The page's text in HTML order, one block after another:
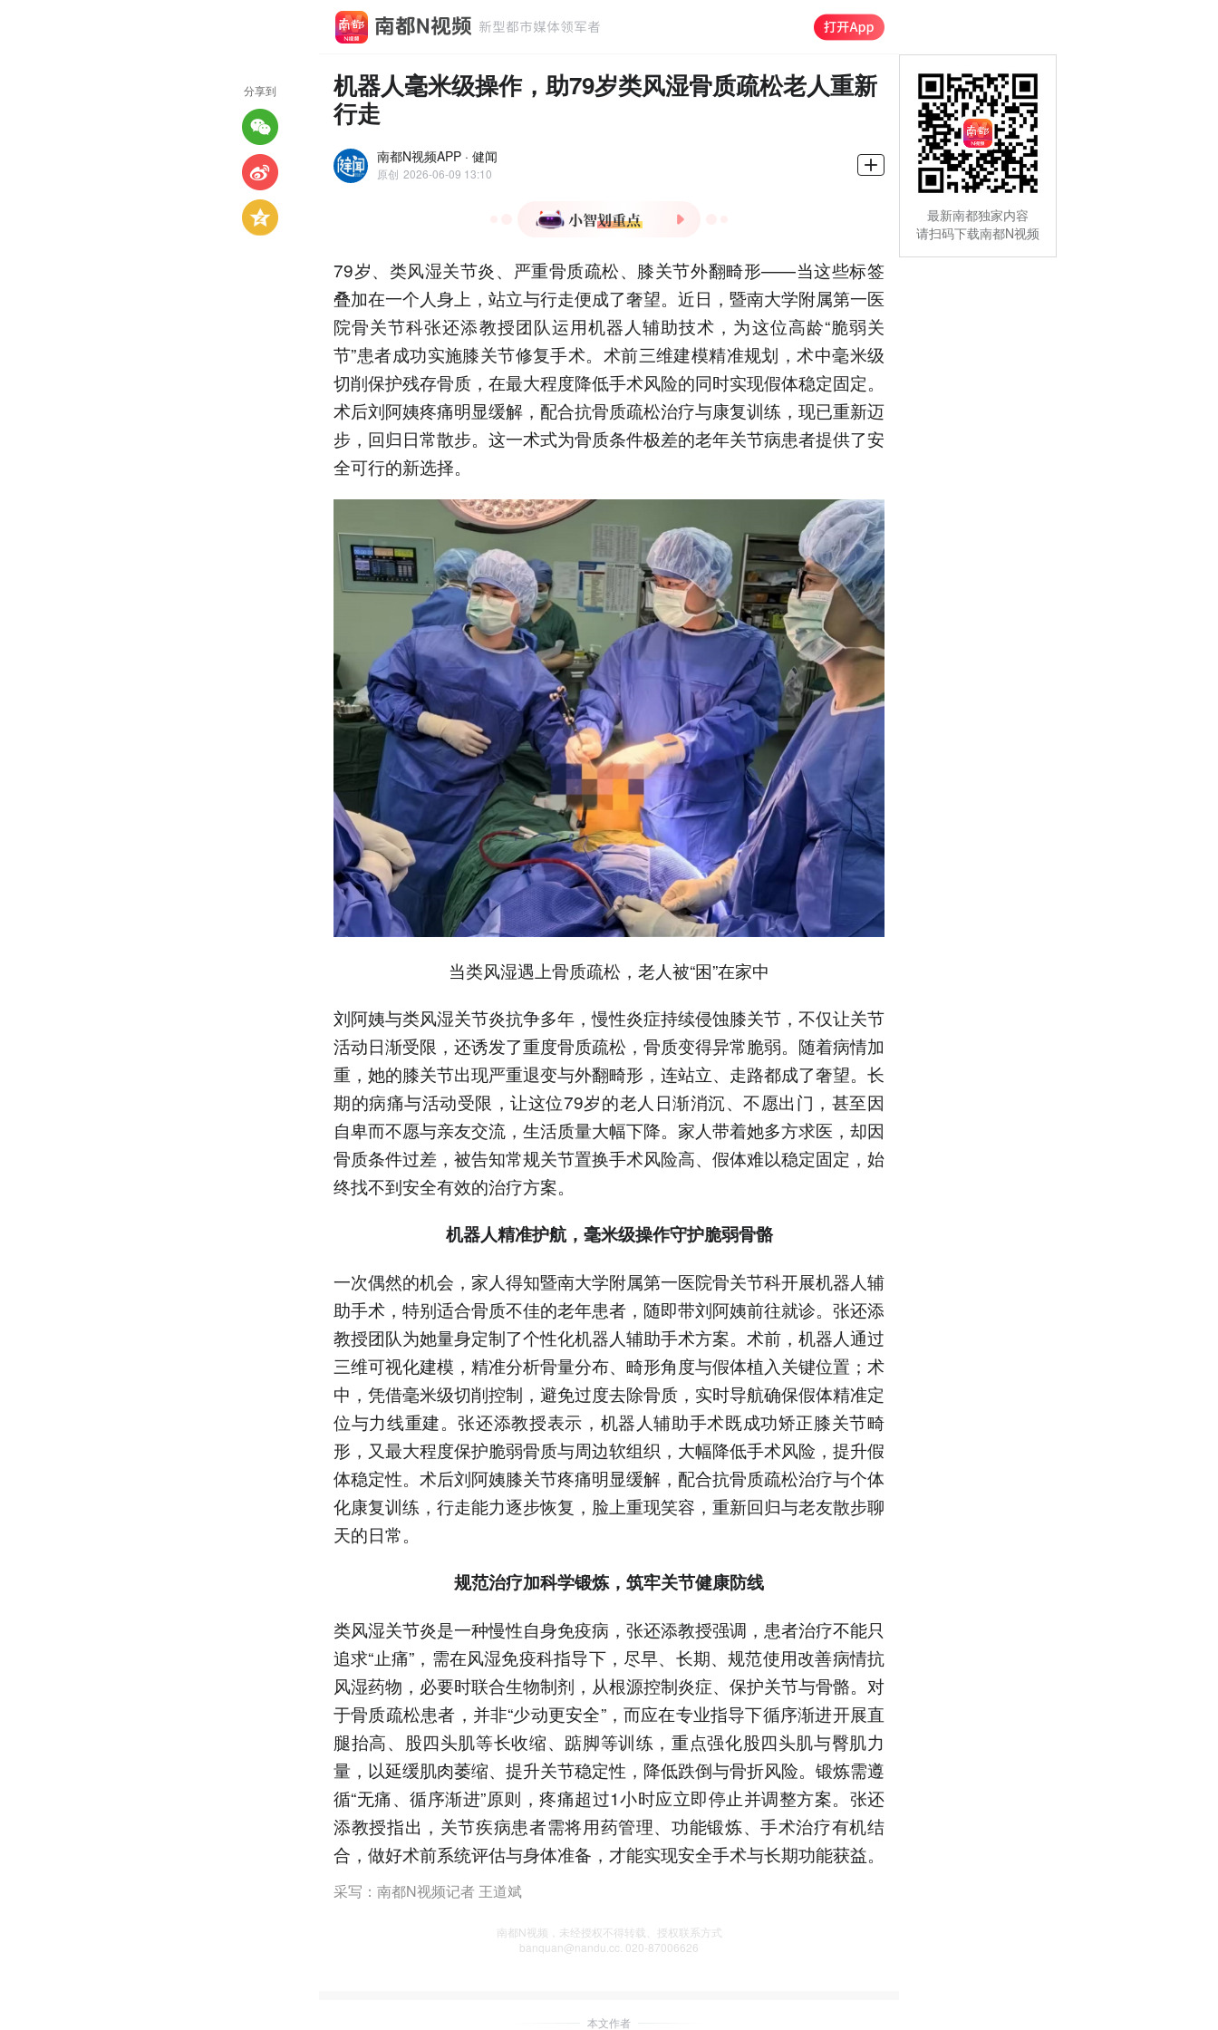
机器人毫米级操作，助79岁类风湿骨质疏松老人重新
行走
南都N视频APP · 健闻
原创 2026-06-09 13:10
功接受机器人辅助膝关节修
复手术
削技术降低高风险患者手术
难度
3.机器人技术实现畸形矫正
与骨质保护双重目标
4.术后配合抗骨质疏松治疗
显著改善患者生活质量
以上内容由AI大模型生成，仅供
参考
79岁、类风湿关节炎、严重骨质疏松、膝关节外翻畸形——当这些标签
叠加在一个人身上，站立与行走便成了奢望。近日，暨南大学附属第一医
院骨关节科张还添教授团队运用机器人辅助技术，为这位高龄“脆弱关
节”患者成功实施膝关节修复手术。术前三维建模精准规划，术中毫米级
切削保护残存骨质，在最大程度降低手术风险的同时实现假体稳定固定。
术后刘阿姨疼痛明显缓解，配合抗骨质疏松治疗与康复训练，现已重新迈
步，回归日常散步。这一术式为骨质条件极差的老年关节病患者提供了安
全可行的新选择。
当类风湿遇上骨质疏松，老人被“困”在家中
刘阿姨与类风湿关节炎抗争多年，慢性炎症持续侵蚀膝关节，不仅让关节
活动日渐受限，还诱发了重度骨质疏松，骨质变得异常脆弱。随着病情加
重，她的膝关节出现严重退变与外翻畸形，连站立、走路都成了奢望。长
期的病痛与活动受限，让这位79岁的老人日渐消沉、不愿出门，甚至因
自卑而不愿与亲友交流，生活质量大幅下降。家人带着她多方求医，却因
骨质条件过差，被告知常规关节置换手术风险高、假体难以稳定固定，始
终找不到安全有效的治疗方案。
机器人精准护航，毫米级操作守护脆弱骨骼
一次偶然的机会，家人得知暨南大学附属第一医院骨关节科开展机器人辅
助手术，特别适合骨质不佳的老年患者，随即带刘阿姨前往就诊。张还添
教授团队为她量身定制了个性化机器人辅助手术方案。术前，机器人通过
三维可视化建模，精准分析骨量分布、畸形角度与假体植入关键位置；术
中，凭借毫米级切削控制，避免过度去除骨质，实时导航确保假体精准定
位与力线重建。张还添教授表示，机器人辅助手术既成功矫正膝关节畸
形，又最大程度保护脆弱骨质与周边软组织，大幅降低手术风险，提升假
体稳定性。术后刘阿姨膝关节疼痛明显缓解，配合抗骨质疏松治疗与个体
化康复训练，行走能力逐步恢复，脸上重现笑容，重新回归与老友散步聊
天的日常。
规范治疗加科学锻炼，筑牢关节健康防线
类风湿关节炎是一种慢性自身免疫病，张还添教授强调，患者治疗不能只
追求“止痛”，需在风湿免疫科指导下，尽早、长期、规范使用改善病情抗
风湿药物，必要时联合生物制剂，从根源控制炎症、保护关节与骨骼。对
于骨质疏松患者，并非“少动更安全”，而应在专业指导下循序渐进开展直
腿抬高、股四头肌等长收缩、踮脚等训练，重点强化股四头肌与臀肌力
量，以延缓肌肉萎缩、提升关节稳定性，降低跌倒与骨折风险。锻炼需遵
循“无痛、循序渐进”原则，疼痛超过1小时应立即停止并调整方案。张还
添教授指出，关节疾病患者需将用药管理、功能锻炼、手术治疗有机结
合，做好术前系统评估与身体准备，才能实现安全手术与长期功能获益。
采写：南都N视频记者 王道斌
南都N视频，未经授权不得转载、授权联系方式
banquan@nandu.cc. 020-87006626
本文作者
分享到
最新南都独家内容
请扫码下载南都N视频